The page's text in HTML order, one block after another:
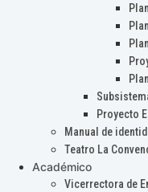
Proyecto
Manual de
Teatro La
Académico
Vicerrectora de